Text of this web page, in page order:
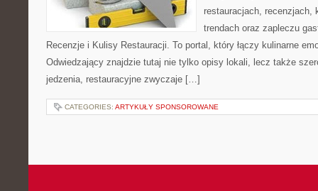
restauracjach, recenzjach,
trendach oraz zapleczu
Recenzje i Kulisy Restauracji. To portal, który łączy kulinarne
Odwiedzający znajdzie tutaj nie tylko opisy lokali, lecz także
jedzenia, restauracyjne zwyczaje […]
CATEGORIES: ARTYKUŁY SPONSOROWANE